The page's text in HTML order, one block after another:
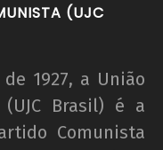
(UJC
1927, a União
Brasil) é a
Comunista